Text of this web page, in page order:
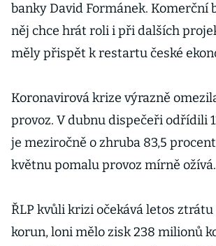
banky David Formánek. Komerční
něj chce hrát roli i při dalších
měly přispět k restartu české
Koronavirová krize výrazně
provoz. V dubnu dispečeři odřídili
je meziročně o zhruba 83,5
květnu pomalu provoz mírně ožívá.
ŘLP kvůli krizi očekává letos
korun, loni mělo zisk 238 milionů